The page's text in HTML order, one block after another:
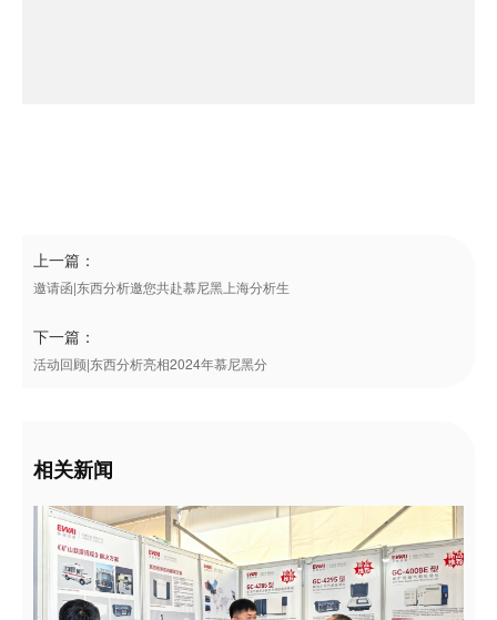
上一篇：
邀请函|东西分析邀您共赴慕尼黑上海分析生
下一篇：
活动回顾|东西分析亮相2024年慕尼黑分
相关新闻